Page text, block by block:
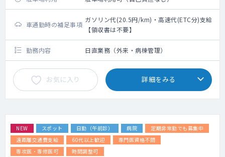
車通勤時の補足事項
ガソリン代(20.5円/km)・高速代(ETC分)支給
【領収書は不要】
勤務内容 日直業務（外来・病棟管理）
お気に入り 詳細をみる
NEW スポット 日勤（午前診） 病院
定期非常勤でも募集中
遠距離交通費支給
60代以上歓迎
専門医資格不問
専攻医・専修医可
時間調整可